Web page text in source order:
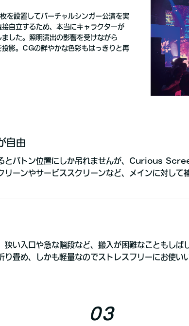
を設置してバーチャルシンガー公演を実
自立するため、本当にキャラクターが
した。照明演出の影響を受けながら
影。CGの鮮やかな色彩もはっきりと再
自由
とバトン位置にしか吊れませんが、Curious
リーンやサービススクリーンなど、メインに対して
い入口や急な階段など、搬入が困難なこともしば
畳め、しかも軽量なのでストレスフリーにお使い
03